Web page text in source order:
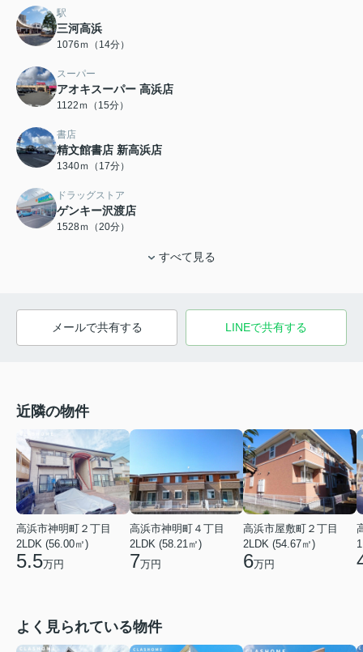
駅
三河高浜
1076ｍ（14分）
スーパー
アオキスーパー 高浜店
1122ｍ（15分）
書店
精文館書店 新高浜店
1340ｍ（17分）
ドラッグストア
ゲンキー沢渡店
1528ｍ（20分）
すべて見る
メールで共有する LINEで共有する
近隣の物件
高浜市神明町２丁目
2LDK (56.00㎡)
5.5万円
高浜市神明町４丁目
2LDK (58.21㎡)
7万円
高浜市屋敷町２丁目
2LDK (54.67㎡)
6万円
よく見られている物件